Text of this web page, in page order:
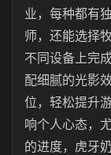
业，每种都有
师，还能选择
不同设备上完
配细腻的光影
位，轻松提升
响个人心态，
的进度，虎牙